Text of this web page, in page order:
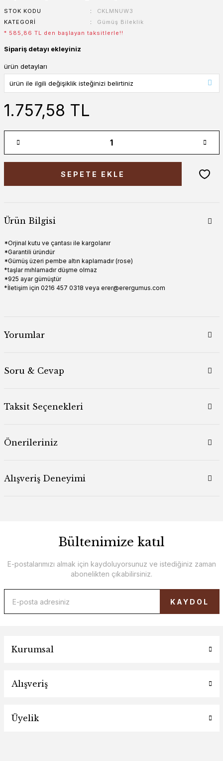
STOK KODU
CKLMNUW3
KATEGORI
Gümüş Bileklik
* 585,86 TL den başlayan taksitlerle!!
Sipariş detayı ekleyiniz
ürün detayları
1.757,58 TL
SEPETE EKLE
Ürün Bilgisi
*Orjinal kutu ve çantası ile kargolanır
*Garantili üründür
*Gümüş üzeri pembe altın kaplamadır (rose)
*taşlar mıhlamadır düşme olmaz
*925 ayar gümüştür
*İletişim için 0216 457 0318 veya erer@erergumus.com
Yorumlar
Soru & Cevap
Taksit Seçenekleri
Önerileriniz
Alışveriş Deneyimi
Bültenimize katıl
E-postalarımızı almak için kaydoluyorsunuz ve istediğiniz zaman
abonelikten çıkabilirsiniz.
KAYDOL
Kurumsal
Alışveriş
Üyelik